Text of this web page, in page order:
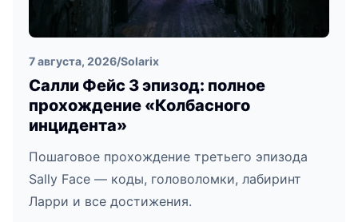
7 августа, 2026/Solarix
Салли Фейс 3 эпизод: полное
прохождение «Колбасного
инцидента»
Пошаговое прохождение третьего эпизода
Sally Face — коды, головоломки, лабиринт
Ларри и все достижения.